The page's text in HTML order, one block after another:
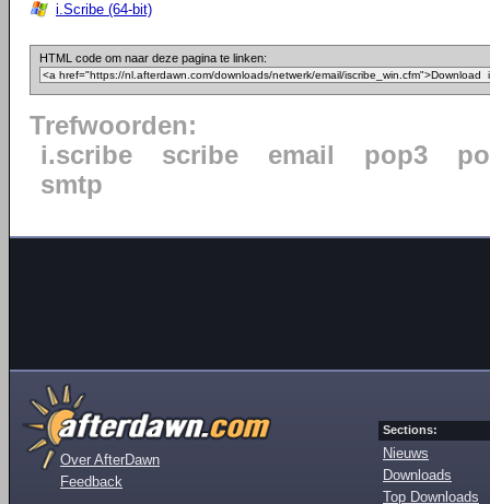
i.Scribe (64-bit)
HTML code om naar deze pagina te linken:
Trefwoorden:
i.scribe
scribe email pop3
smtp
Over AfterDawn
Feedback
Sections:
Nieuws
Downloads
Top Downloads